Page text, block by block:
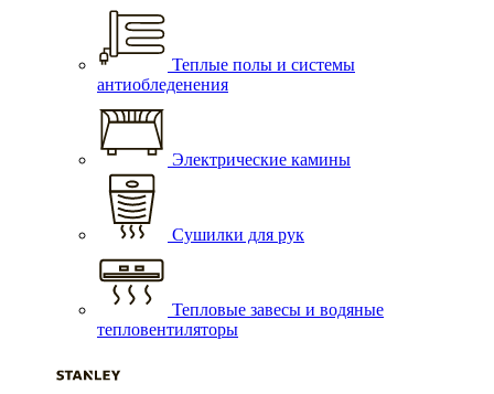
Теплые полы и системы
антиобледенения
Электрические камины
Сушилки для рук
Тепловые завесы и водяные
тепловентиляторы